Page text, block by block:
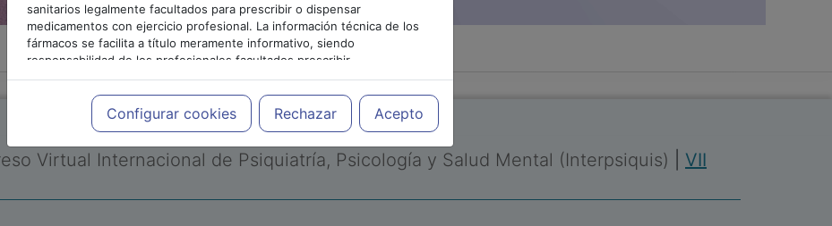
sanitarios legalmente facultados para prescribir o dispensar
medicamentos con ejercicio profesional. La información técnica de los
fármacos se facilita a título meramente informativo, siendo
responsabilidad de los profesionales facultados prescribir
medicamentos y decidir, en cada caso concreto, el tratamiento más
adecuado a las necesidades del paciente.
Configurar cookies Rechazar Acepto
PUBLICIDAD
Virtual Internacional de Psiquiatría, Psicología y Salud Mental (Interpsiquis)
VII